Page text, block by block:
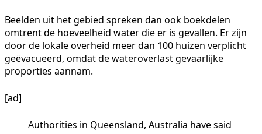
Beelden uit het gebied spreken dan ook boekdelen
omtrent de hoeveelheid water die er is gevallen. Er zijn
door de lokale overheid meer dan 100 huizen verplicht
geëvacueerd, omdat de wateroverlast gevaarlijke
proporties aannam.
[ad]
Authorities in Queensland, Australia have said